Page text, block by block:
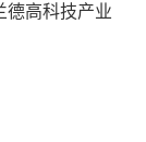
德高科技产业